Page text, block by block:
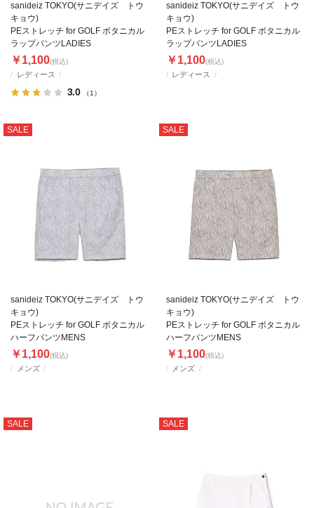
レディース
3.0 （1）
sanideiz TOKYO(サニデイズ トウ
キョウ)
PEストレッチ for GOLF ボタニカル
ラップパンツLADIES
￥1,100(税込)
レディース
sanideiz TOKYO(サニデイズ トウ
キョウ)
PEストレッチ for GOLF ボタニカル
ラップパンツLADIES
￥1,100(税込)
SALE
メンズ
sanideiz TOKYO(サニデイズ トウ
キョウ)
PEストレッチ for GOLF ボタニカル
ハーフパンツMENS
￥1,100(税込)
SALE
メンズ
sanideiz TOKYO(サニデイズ トウ
キョウ)
PEストレッチ for GOLF ボタニカル
ハーフパンツMENS
￥1,100(税込)
SALE SALE